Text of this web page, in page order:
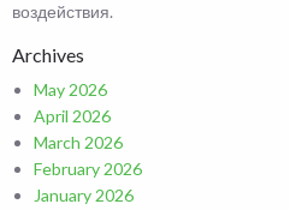
воздействия.
Archives
May 2026
April 2026
March 2026
February 2026
January 2026